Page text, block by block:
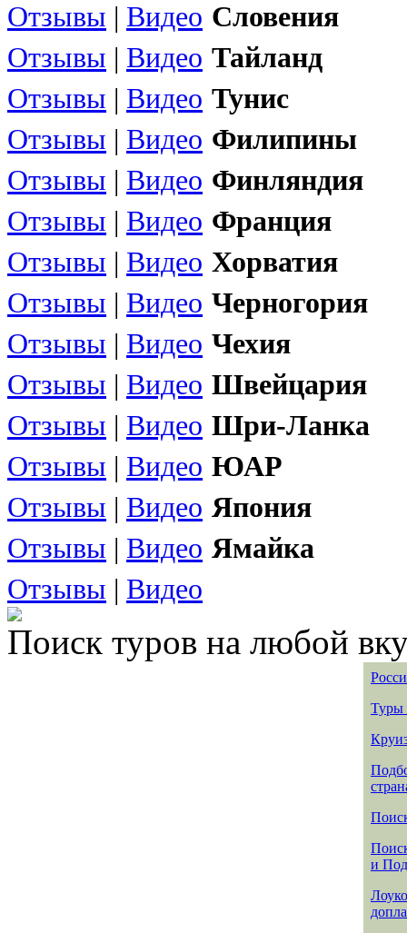
Отзывы | Видео Словения
Отзывы | Видео Тайланд
Отзывы | Видео Тунис
Отзывы | Видео Филипины
Отзывы | Видео Финляндия
Отзывы | Видео Франция
Отзывы | Видео Хорватия
Отзывы | Видео Черногория
Отзывы | Видео Чехия
Отзывы | Видео Швейцария
Отзывы | Видео Шри-Ланка
Отзывы | Видео ЮАР
Отзывы | Видео Япония
Отзывы | Видео Ямайка
Отзывы | Видео
Поиск туров на любой
Туры
и